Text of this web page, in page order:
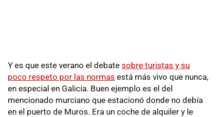
Y es que este verano el debate sobre turistas y su
poco respeto por las normas está más vivo que nunca,
en especial en Galicia. Buen ejemplo es el del
mencionado murciano que estacionó donde no debía
en el puerto de Muros. Era un coche de alquiler y le